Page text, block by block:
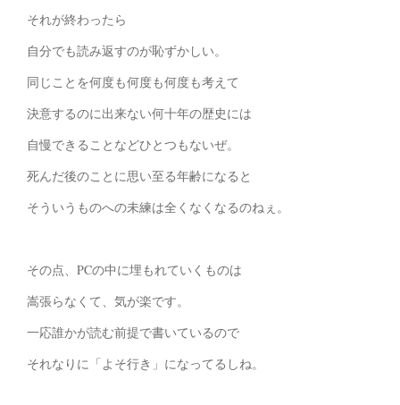
それが終わったら
自分でも読み返すのが恥ずかしい。
同じことを何度も何度も何度も考えて
決意するのに出来ない何十年の歴史には
自慢できることなどひとつもないぜ。
死んだ後のことに思い至る年齢になると
そういうものへの未練は全くなくなるのねぇ。
その点、PCの中に埋もれていくものは
嵩張らなくて、気が楽です。
一応誰かが読む前提で書いているので
それなりに「よそ行き」になってるしね。